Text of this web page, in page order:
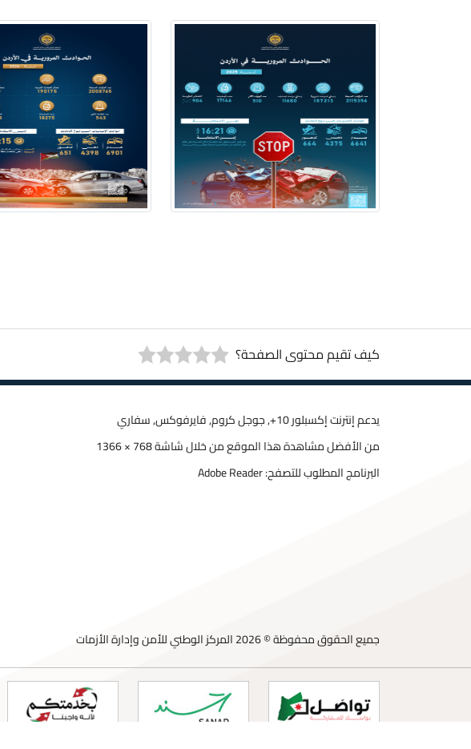
كيف تقيم محتوى الصفحة؟
يدعم إنترنت إكسبلور 10+, جوجل كروم, فايرفوكس, سفاري
من الأفضل مشاهدة هذا الموقع من خلال شاشة 768 × 1366
البرنامج المطلوب للتصفح: Adobe Reader
جميع الحقوق محفوظة © 2026 المركز الوطني للأمن وإدارة الأزمات